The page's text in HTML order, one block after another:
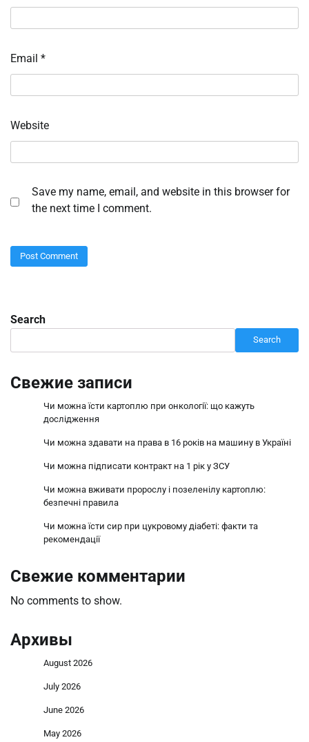
Email *
Website
Save my name, email, and website in this browser for
the next time I comment.
Search
Search
Свежие записи
Чи можна їсти картоплю при онкології: що кажуть
дослідження
Чи можна здавати на права в 16 років на машину в Україні
Чи можна підписати контракт на 1 рік у ЗСУ
Чи можна вживати пророслу і позеленілу картоплю:
безпечні правила
Чи можна їсти сир при цукровому діабеті: факти та
рекомендації
Свежие комментарии
No comments to show.
Архивы
August 2026
July 2026
June 2026
May 2026